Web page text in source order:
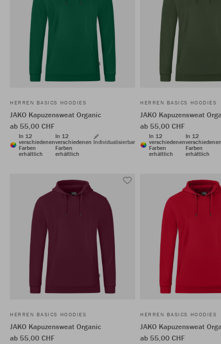
HERREN BASICS HOODIES
JAKO Kapuzensweat Organic
ab 55,00 CHF
In 12
verschiedenen
Farben
erhältlich
In 12
verschiedenen
Farben
erhältlich
Individualisierbar
HERREN BASICS HOODIES
JAKO Kapuzensweat
ab 55,00 CHF
In 12
verschiedenen
Farben
erhältlich
In 12
Farben
erhältlich
HERREN BASICS HOODIES
JAKO Kapuzensweat Organic
ab 55,00 CHF
HERREN BASICS HOODIES
JAKO Kapuzensweat
ab 55,00 CHF